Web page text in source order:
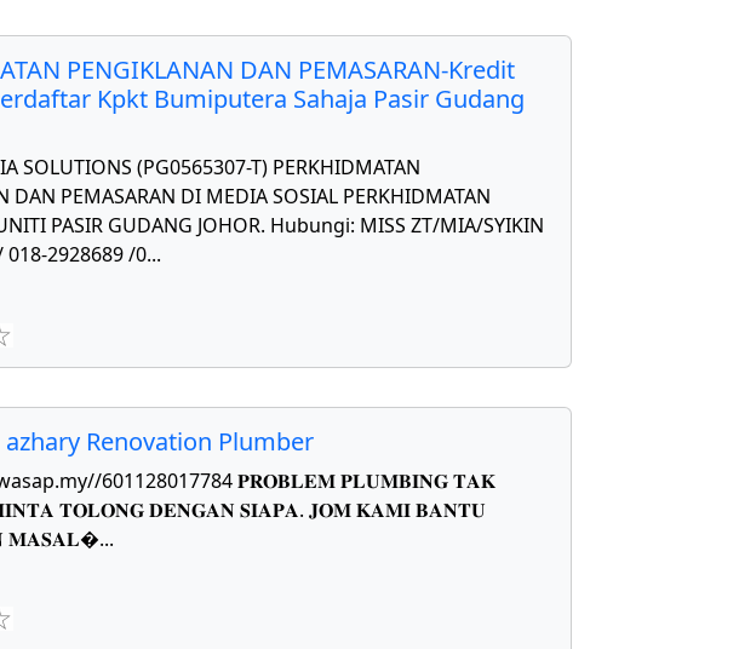
PENGIKLANAN DAN PEMASARAN-Kredit
Kpkt Bumiputera Sahaja Pasir Gudang
SOLUTIONS (PG0565307-T) PERKHIDMATAN
DAN PEMASARAN DI MEDIA SOSIAL PERKHIDMATAN
PASIR GUDANG JOHOR. Hubungi: MISS ZT/MIA/SYIKIN
018-2928689 /0...
Renovation Plumber
601128017784 𝐏𝐑𝐎𝐁𝐋𝐄𝐌 𝐏𝐋𝐔𝐌𝐁𝐈𝐍𝐆 𝐓𝐀𝐊
𝐓𝐎𝐋𝐎𝐍𝐆 𝐃𝐄𝐍𝐆𝐀𝐍 𝐒𝐈𝐀𝐏𝐀. 𝐉𝐎𝐌 𝐊𝐀𝐌𝐈 𝐁𝐀𝐍𝐓𝐔
𝐌𝐀𝐒𝐀𝐋...